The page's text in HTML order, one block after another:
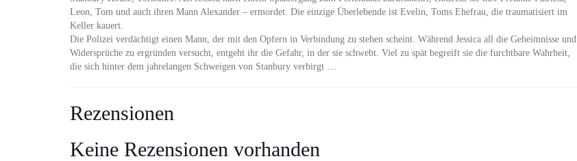
Leon, Tom und auch ihren Mann Alexander – ermordet. Die einzige Überlebende ist Evelin, Toms Ehefrau, die traumatisiert im
Keller kauert.
Die Polizei verdächtigt einen Mann, der mit den Opfern in Verbindung zu stehen scheint. Während Jessica all die Geheimnisse und
Widersprüche zu ergründen versucht, entgeht ihr die Gefahr, in der sie schwebt. Viel zu spät begreift sie die furchtbare Wahrheit,
die sich hinter dem jahrelangen Schweigen von Stanbury verbirgt …
Rezensionen
Keine Rezensionen vorhanden